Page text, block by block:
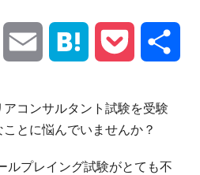
Facebook Email Hatena Pocket
コンサルタント試験を受験
とに悩んでいませんか？
ルプレイング試験がとても不